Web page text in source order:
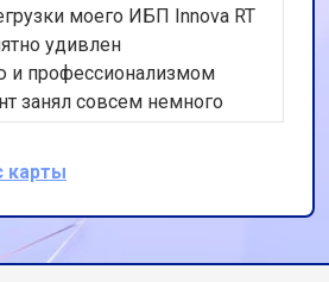
моего ИБП Innova RT
удивлен
и профессионализмом
занял совсем немного
снова в строю.
работу!
карты